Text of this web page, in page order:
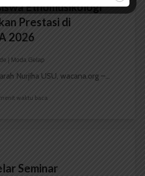
Etnomusikologi
Prestasi di
2026
| Moda Gelap
Nurjiha USU, wacana.org –...
waktu baca
Seminar